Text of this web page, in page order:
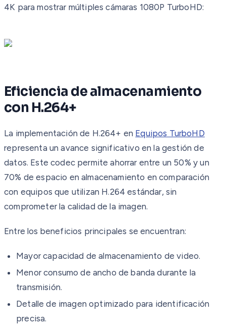
4K para mostrar múltiples cámaras 1080P TurboHD:
Eficiencia de almacenamiento
con H.264+
La implementación de H.264+ en Equipos TurboHD
representa un avance significativo en la gestión de
datos. Este codec permite ahorrar entre un 50% y un
70% de espacio en almacenamiento en comparación
con equipos que utilizan H.264 estándar, sin
comprometer la calidad de la imagen.
Entre los beneficios principales se encuentran:
Mayor capacidad de almacenamiento de video.
Menor consumo de ancho de banda durante la
transmisión.
Detalle de imagen optimizado para identificación
precisa.